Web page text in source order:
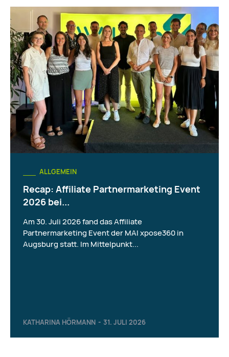
ALLGEMEIN
Recap: Affiliate Partnermarketing Event
2026 bei...
KATHARINA HÖRMANN - 31. JULI 2026
Am 30. Juli 2026 fand das Affiliate
Partnermarketing Event der MAI xpose360 in
Augsburg statt. Im Mittelpunkt...